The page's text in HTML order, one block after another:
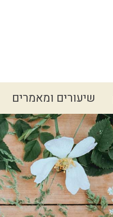
שיעורים ומאמרים